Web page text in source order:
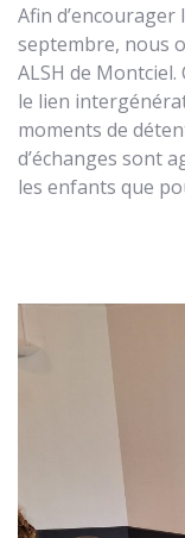
Afin
septembre, nous
ALSH de
le lien
moments de
d’échanges sont
les enfants que